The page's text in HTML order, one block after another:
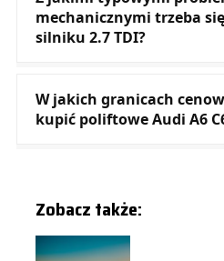
mechanicznymi trzeba
silniku 2.7 TDI?
W jakich granicach
kupić poliftowe Audi A6
Zobacz także: